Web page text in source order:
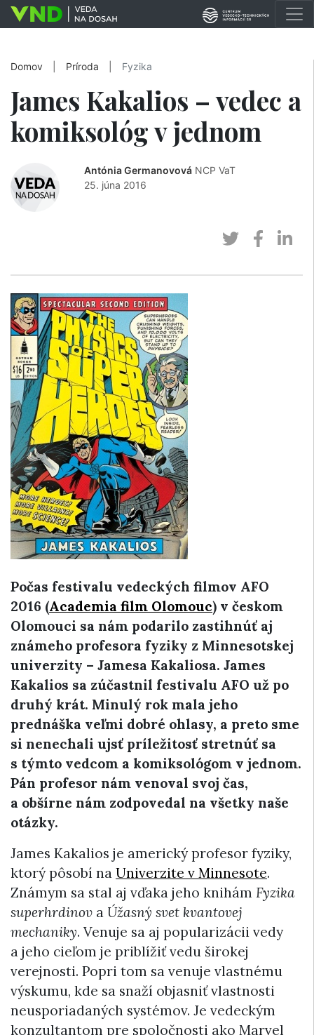
Domov Príroda Fyzika
James Kakalios – vedec a
komiksológ v jednom
Antónia Germanovová NCP VaT
25. júna 2016
Počas festivalu vedeckých filmov AFO
2016 (Academia film Olomouc) v českom
Olomouci sa nám podarilo zastihnúť aj
známeho profesora fyziky z Minnesotskej
univerzity – Jamesa Kakaliosa. James
Kakalios sa zúčastnil festivalu AFO už po
druhý krát. Minulý rok mala jeho
prednáška veľmi dobré ohlasy, a preto sme
si nenechali ujsť príležitosť stretnúť sa
s týmto vedcom a komiksológom v jednom.
Pán profesor nám venoval svoj čas,
a obšírne nám zodpovedal na všetky naše
otázky.
James Kakalios je americký profesor fyziky,
ktorý pôsobí na Univerzite v Minnesote.
Známym sa stal aj vďaka jeho knihám Fyzika
superhrdinov a Úžasný svet kvantovej
mechaniky. Venuje sa aj popularizácii vedy
a jeho cieľom je priblížiť vedu širokej
verejnosti. Popri tom sa venuje vlastnému
výskumu, kde sa snaží objasniť vlastnosti
neusporiadaných systémov. Je vedeckým
konzultantom pre spoločnosti ako Marvel